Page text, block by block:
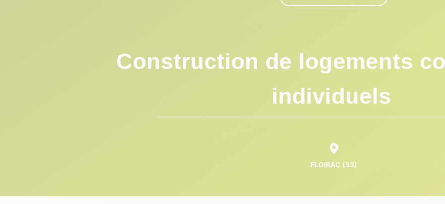
Construction de logements
individuels
FLOIRAC (33)